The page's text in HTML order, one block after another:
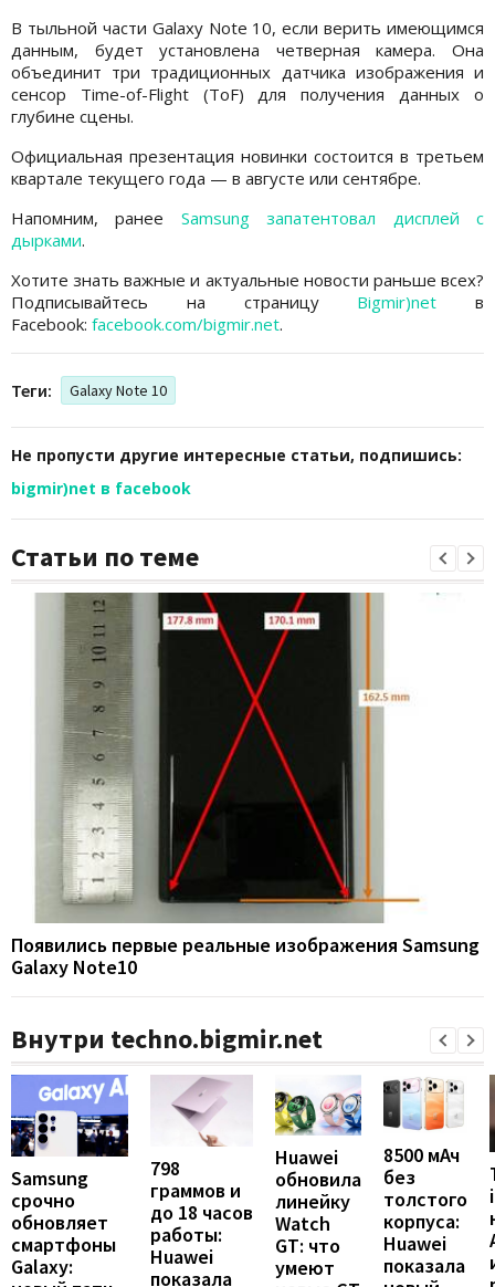
В тыльной части Galaxy Note 10, если верить имеющимся
данным, будет установлена четверная камера. Она
объединит три традиционных датчика изображения и
сенсор Time-of-Flight (ToF) для получения данных о
глубине сцены.
Официальная презентация новинки состоится в третьем
квартале текущего года — в августе или сентябре.
Напомним, ранее Samsung запатентовал дисплей с
дырками.
Хотите знать важные и актуальные новости раньше всех?
Подписывайтесь на страницу Bigmir)net в
Facebook: facebook.com/bigmir.net.
Теги: Galaxy Note 10
Не пропусти другие интересные статьи, подпишись:
bigmir)net в facebook
Статьи по теме
Появились первые реальные изображения Samsung
Galaxy Note10
Внутри techno.bigmir.net
Samsung
срочно
обновляет
смартфоны
Galaxy:
798
граммов и
до 18 часов
работы:
Huawei
показала
Huawei
обновила
линейку
Watch
GT: что
умеют
8500 мАч
без
толстого
корпуса:
Huawei
показала